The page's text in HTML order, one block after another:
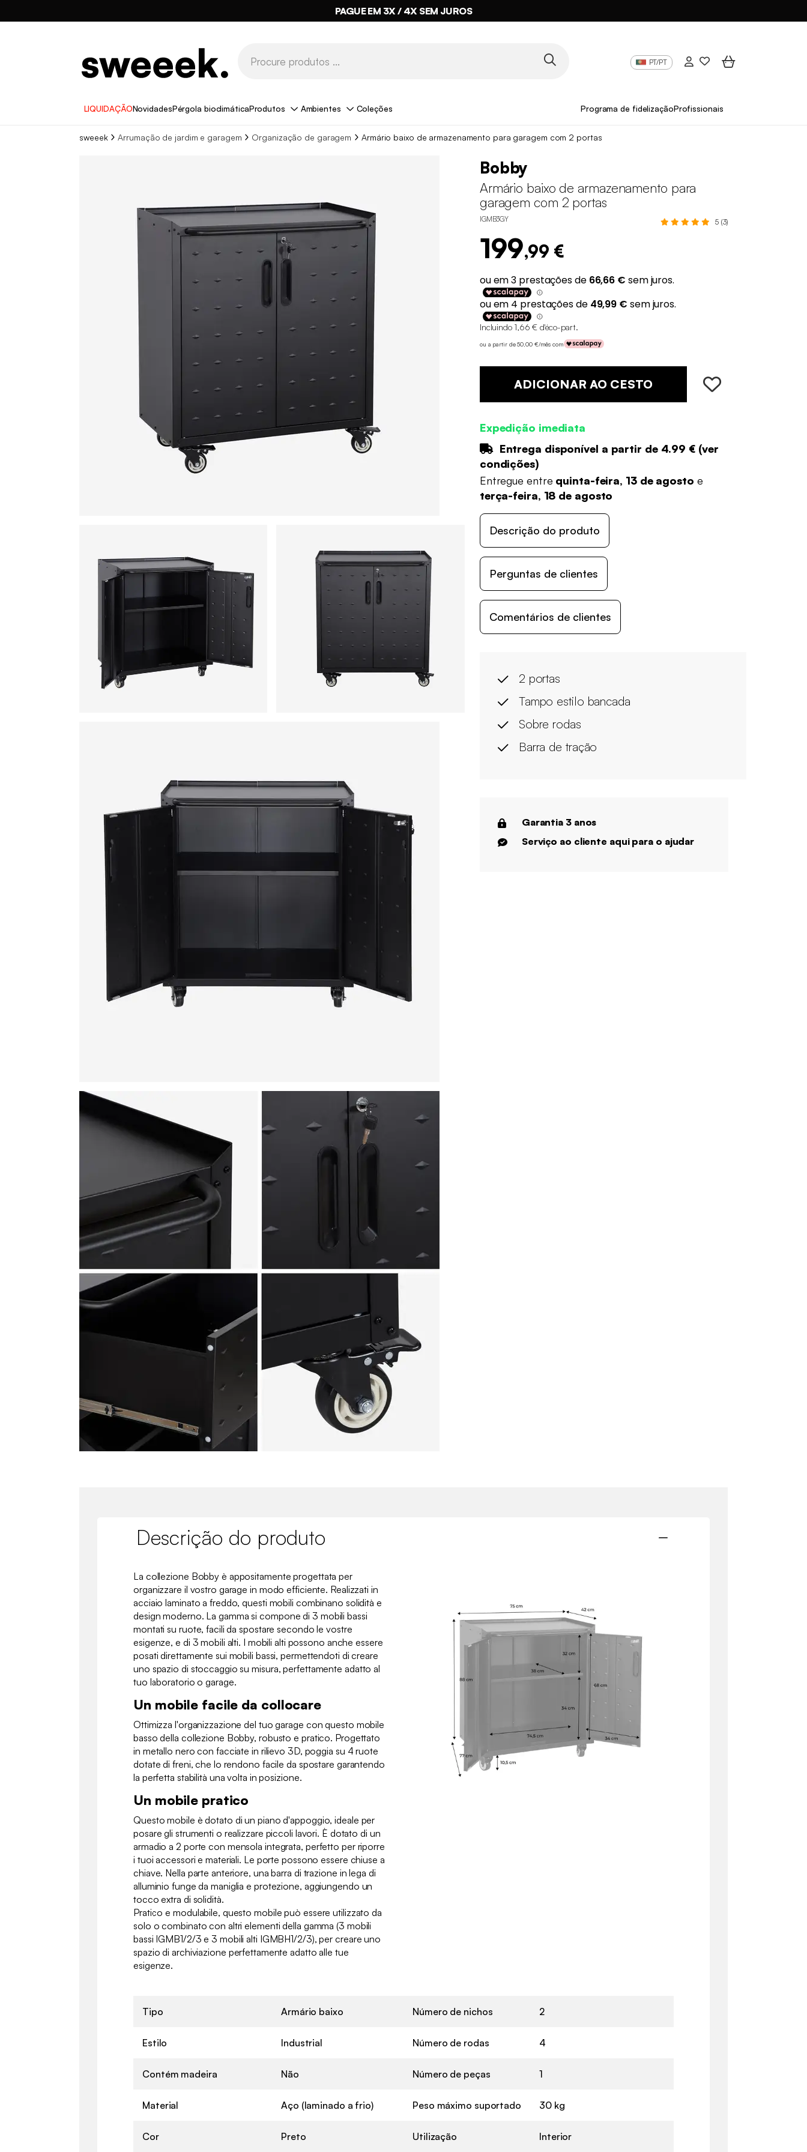
PAGUE EM 3X / 4X SEM JUROS
PT/PT
LIQUIDAÇÃONovidadesPérgola bioclimáticaProdutos Ambientes Coleções Programa de fidelizaçãoProfissionais
sweeek Arrumação de jardim e garagem Organização de garagem Armário baixo de armazenamento para garagem com 2 portas
Bobby
Armário baixo de armazenamento para
garagem com 2 portas
IGMB3GY 5 (3)
199,99 €
Incluindo 1,66 € d'éco-part.
ou a partir de 50,00 €/mês com
ADICIONAR AO CESTO
Expedição imediata
Entrega disponível a partir de 4.99 € (ver
condições)
Entregue entre quinta-feira, 13 de agosto e
terça-feira, 18 de agosto
Descrição do produto
Perguntas de clientes
Comentários de clientes
2 portas
Tampo estilo bancada
Sobre rodas
Barra de tração
Garantia 3 anos
Serviço ao cliente aqui para o ajudar
Descrição do produto
La collezione Bobby è appositamente progettata per
organizzare il vostro garage in modo efficiente. Realizzati in
acciaio laminato a freddo, questi mobili combinano solidità e
design moderno. La gamma si compone di 3 mobili bassi
montati su ruote, facili da spostare secondo le vostre
esigenze, e di 3 mobili alti. I mobili alti possono anche essere
posati direttamente sui mobili bassi, permettendoti di creare
uno spazio di stoccaggio su misura, perfettamente adatto al
tuo laboratorio o garage.
Un mobile facile da collocare
Ottimizza l'organizzazione del tuo garage con questo mobile
basso della collezione Bobby, robusto e pratico. Progettato
in metallo nero con facciate in rilievo 3D, poggia su 4 ruote
dotate di freni, che lo rendono facile da spostare garantendo
la perfetta stabilità una volta in posizione.
Un mobile pratico
Questo mobile è dotato di un piano d'appoggio, ideale per
posare gli strumenti o realizzare piccoli lavori. È dotato di un
armadio a 2 porte con mensola integrata, perfetto per riporre
i tuoi accessori e materiali. Le porte possono essere chiuse a
chiave. Nella parte anteriore, una barra di trazione in lega di
alluminio funge da maniglia e protezione, aggiungendo un
tocco extra di solidità.
Pratico e modulabile, questo mobile può essere utilizzato da
solo o combinato con altri elementi della gamma (3 mobili
bassi IGMB1/2/3 e 3 mobili alti IGMBH1/2/3), per creare uno
spazio di archiviazione perfettamente adatto alle tue
esigenze.
Tipo Armário baixo
Estilo Industrial
Contém madeira Não
Material Aço (laminado a frio)
Cor Preto
Número de nichos 2
Número de rodas 4
Número de peças 1
Peso máximo suportado 30 kg
Utilização Interior